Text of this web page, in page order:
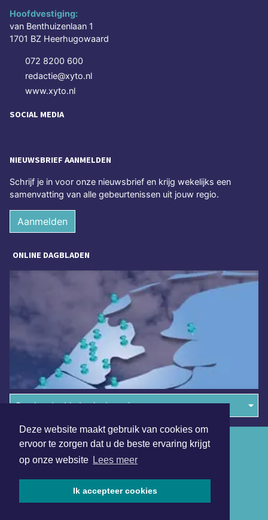
Deze website maakt gebruik van cookies om
ervoor te zorgen dat u de beste ervaring krijgt
op onze website Lees meer
Ik accepteer cookies
Hoofdvestiging:
van Benthuizenlaan 1
1701 BZ Heerhugowaard
072 8200 600
redactie@xyto.nl
www.xyto.nl
SOCIAL MEDIA
NIEUWSBRIEF AANMELDEN
Schrijf je in voor onze nieuwsbrief en krijg wekelijks een
samenvatting van alle gebeurtenissen uit jouw regio.
Aanmelden
ONLINE DAGBLADEN
Overige dagbladen in de regio
Algemene voorwaarden
Disclaimer